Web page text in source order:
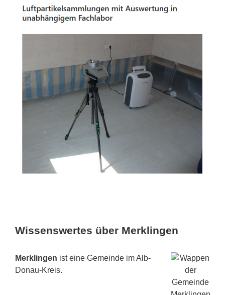
Wissenswertes über Merklingen
Merklingen ist eine Gemeinde im Alb-
Donau-Kreis.